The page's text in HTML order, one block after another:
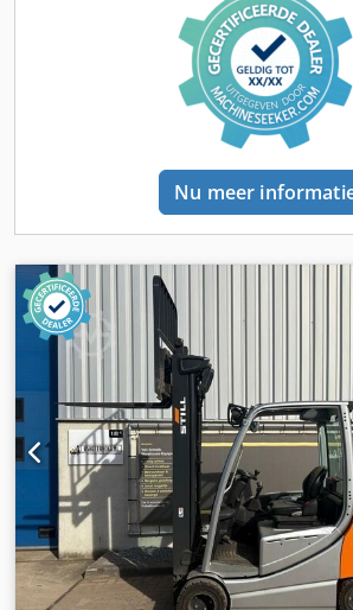
MACHINEGEGEVENS Mast: Duplex
Bouwjaar batterij: 2023
Batterijspanning: 80 V Afmetingen en
Transportafmetingen (L × B × H): 3.000 ×
Leeggewicht: 7.922 kg Aantal wielen: 4
12.730 uur UITRUSTING Zijdelingse
vorkspreider Niet-markerende banden
Nu meer